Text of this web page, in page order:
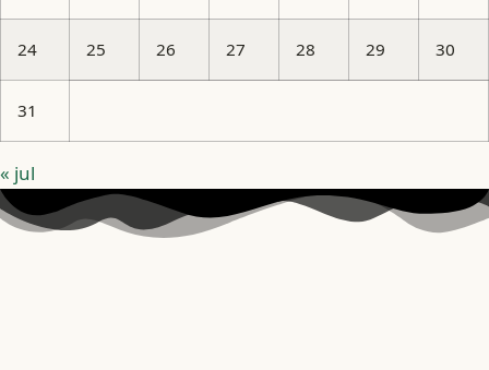
24 25 26 27 28 29 30
31
« jul